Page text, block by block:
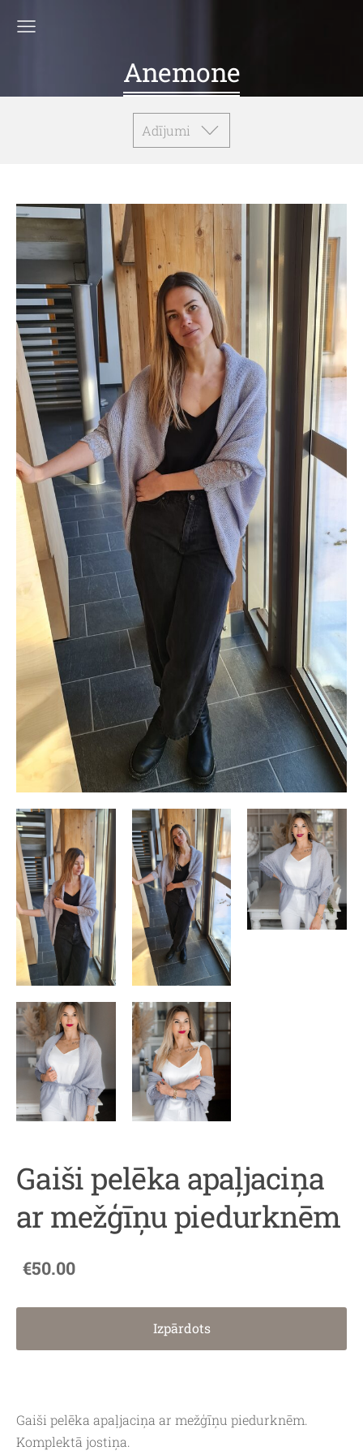
Anemone
Adījumi
Gaiši pelēka apaļjaciņa
ar mežģīņu piedurknēm
€50.00
Izpārdots
Gaiši pelēka apaļjaciņa ar mežģīņu piedurknēm.
Komplektā jostiņa.